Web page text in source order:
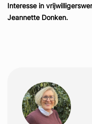
Interesse in
Jeannette Donken.